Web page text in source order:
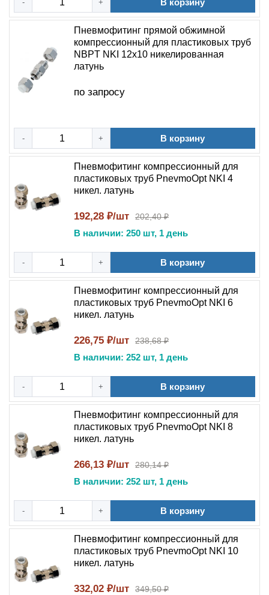
- +
Пневмофитинг прямой обжимной
компрессионный для пластиковых труб
NBPT NKI 12х10 никелированная
латунь
по запросу
- + В корзину
Пневмофитинг компрессионный для
пластиковых труб PnevmoOpt NKI 4
никел. латунь
192,28 ₽/шт 202,40 ₽
В наличии: 250 шт, 1 день
- + В корзину
Пневмофитинг компрессионный для
пластиковых труб PnevmoOpt NKI 6
никел. латунь
226,75 ₽/шт 238,68 ₽
В наличии: 252 шт, 1 день
- + В корзину
Пневмофитинг компрессионный для
пластиковых труб PnevmoOpt NKI 8
никел. латунь
266,13 ₽/шт 280,14 ₽
В наличии: 252 шт, 1 день
- + В корзину
Пневмофитинг компрессионный для
пластиковых труб PnevmoOpt NKI 10
никел. латунь
332,02 ₽/шт 349,50 ₽